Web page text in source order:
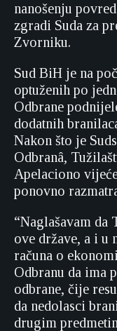
nanošenju
zgradi Suda za
Zvorniku.
Sud BiH je na
optuženih po
Odbrane
dodatnih
Nakon što je
Odbranâ,
Apelaciono
ponovno
“Naglašavam da
ove države, a i u
računa o
Odbranu da ima
odbrane, čije
da nedolasci
drugim